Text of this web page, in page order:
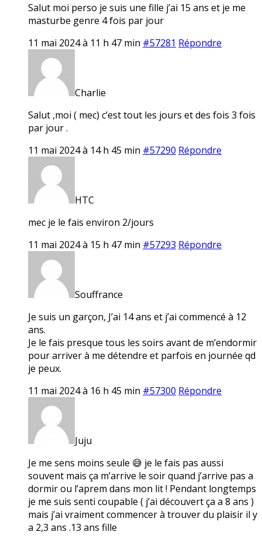
Salut moi perso je suis une fille j’ai 15 ans et je me
masturbe genre 4 fois par jour
11 mai 2024 à 11 h 47 min #57281 Répondre
Charlie
Salut ,moi ( mec) c’est tout les jours et des fois 3 fois
par jour .
11 mai 2024 à 14 h 45 min #57290 Répondre
HTC
mec je le fais environ 2/jours
11 mai 2024 à 15 h 47 min #57293 Répondre
Souffrance
Je suis un garçon, J’ai 14 ans et j’ai commencé à 12
ans.
Je le fais presque tous les soirs avant de m’endormir
pour arriver à me détendre et parfois en journée qd
je peux.
11 mai 2024 à 16 h 45 min #57300 Répondre
Juju
Je me sens moins seule 😅 je le fais pas aussi
souvent mais ça m’arrive le soir quand j’arrive pas a
dormir ou l’aprem dans mon lit ! Pendant longtemps
je me suis senti coupable ( j’ai découvert ça a 8 ans )
mais j’ai vraiment commencer à trouver du plaisir il y
a 2,3 ans .13 ans fille